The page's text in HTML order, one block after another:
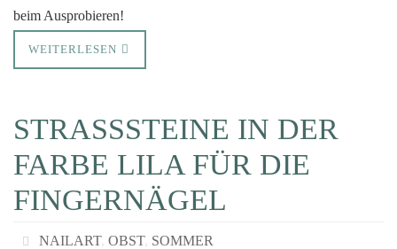
beim Ausprobieren!
WEITERLESEN
STRASSSTEINE IN DER
FARBE LILA FÜR DIE
FINGERNÄGEL
NAILART, OBST, SOMMER